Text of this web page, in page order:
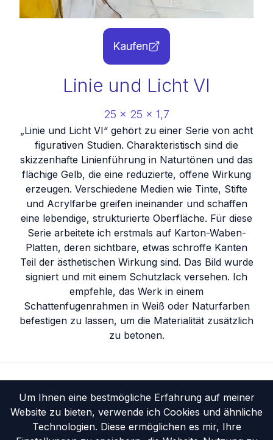
Kaufen
Linie und Licht VI
25 x 25 x 1,7
„Linie und Licht VI“ gehört zu einer Serie von acht
figurativen Studien. Charakteristisch sind die
skizzenhafte Linienführung in Naturtönen und das
flächige Gelb, die eine reduzierte, offene Wirkung
erzeugen. Verschiedene Medien wie Tinte, Stifte
und Acrylfarbe greifen ineinander und schaffen
eine lebendige, strukturierte Oberfläche. Für diese
Serie arbeitete ich erstmals auf Karton-Waben-
Platten, deren sichtbare, etwas schroffe Kanten
Teil der ästhetischen Wirkung sind. Das Bild wurde
signiert und mit einem Schutzlack versehen. Ich
empfehle, das Werk in einem
Schattenfugenrahmen in Weiß oder Naturfarben
befestigen zu lassen, um die Materialität zusätzlich
zu betonen.
Um Ihnen eine bestmögliche Erfahrung auf meiner
Website zu bieten, verwende ich Cookies und ähnliche
Technologien. Diese ermöglichen es mir, Ihre
Startseite Portfolio
Vita Ausstellungen